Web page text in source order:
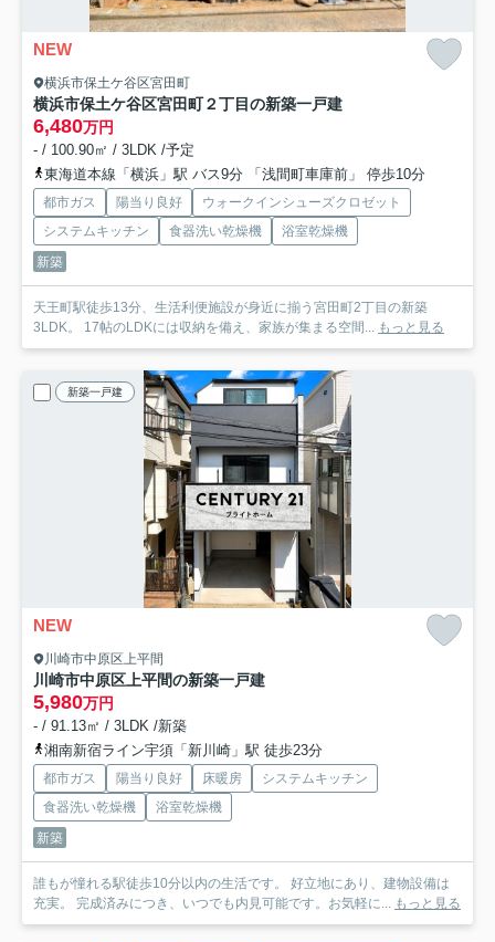
NEW
横浜市保土ケ谷区宮田町
横浜市保土ケ谷区宮田町２丁目の新築一戸建
6,480万円
- / 100.90㎡ / 3LDK /予定
東海道本線「横浜」駅 バス9分 「浅間町車庫前」 停歩10分
都市ガス 陽当り良好
ウォークインシューズクロゼット
システムキッチン
食器洗い乾燥機
浴室乾燥機
新築
天王町駅徒歩13分、生活利便施設が身近に揃う宮田町2丁目の新築
3LDK。 17帖のLDKには収納を備え、家族が集まる空間... もっと見る
新築一戸建
NEW
川崎市中原区上平間
川崎市中原区上平間の新築一戸建
5,980万円
- / 91.13㎡ / 3LDK /新築
湘南新宿ライン宇須「新川崎」駅 徒歩23分
都市ガス 陽当り良好 床暖房
システムキッチン
食器洗い乾燥機
浴室乾燥機
新築
誰もが憧れる駅徒歩10分以内の生活です。 好立地にあり、建物設備は
充実。 完成済みにつき、いつでも内見可能です。お気軽に... もっと見る